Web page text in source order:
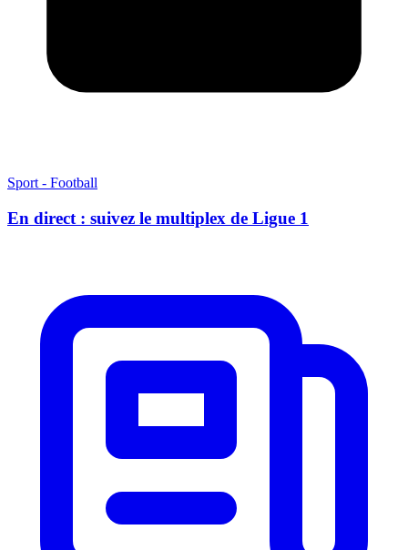
Sport - Football
En direct : suivez le multiplex de Ligue 1